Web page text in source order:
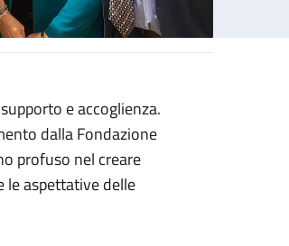
e accoglienza.
dalla Fondazione
profuso nel creare
le aspettative delle